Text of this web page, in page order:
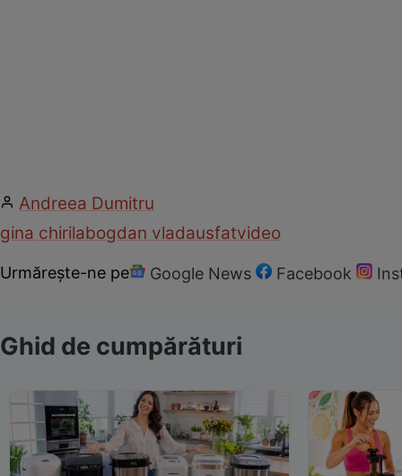
Andreea Dumitru
gina chirilabogdan vladausfatvideo
Urmărește-ne pe Google News Facebook
Ghid de cumpărături